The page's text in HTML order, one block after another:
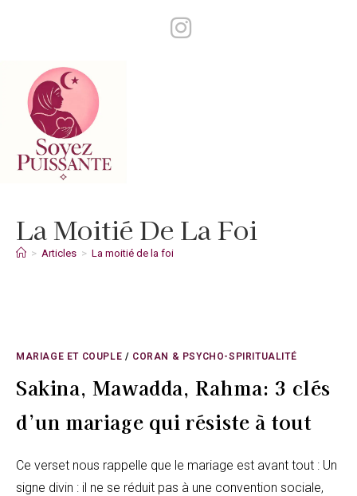
La Moitié De La Foi
> Articles > La moitié de la foi
MARIAGE ET COUPLE / CORAN & PSYCHO-SPIRITUALITÉ
Sakina, Mawadda, Rahma: 3 clés
d’un mariage qui résiste à tout
Ce verset nous rappelle que le mariage est avant tout : Un
signe divin : il ne se réduit pas à une convention sociale,